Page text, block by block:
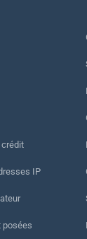
crédit
IP
posées